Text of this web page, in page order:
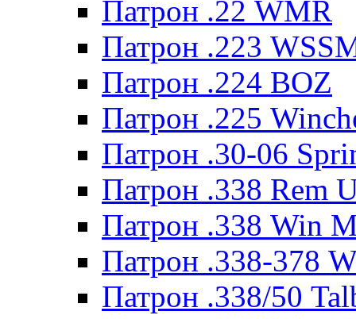
Патрон .22 WMR
Патрон .223
Патрон .224 BOZ
Патрон .225
Патрон .30-06
Патрон .338 Rem
Патрон .338 Win
Патрон .338-378
Патрон .338/50